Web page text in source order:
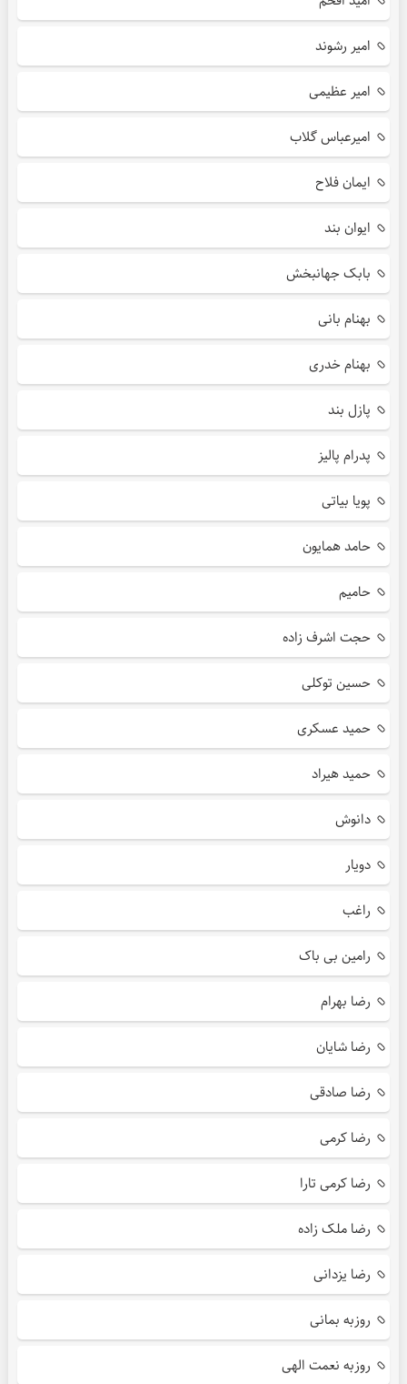
امیر رشوند
امیر عظیمی
امیرعباس گلاب
ایمان فلاح
ایوان بند
بابک جهانبخش
بهنام بانی
بهنام خدری
پازل بند
پدرام پالیز
پویا بیاتی
حامد همایون
حامیم
حجت اشرف زاده
حسین توکلی
حمید عسکری
حمید هیراد
دانوش
دویار
راغب
رامین بی باک
رضا بهرام
رضا شایان
رضا صادقی
رضا کرمی
رضا کرمی تارا
رضا ملک زاده
رضا یزدانی
روزبه بمانی
روزبه نعمت الهی